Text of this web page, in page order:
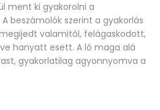
ment ki gyakorolni a
beszámolók szerint a gyakorlás
valamitől, felágaskodott,
hanyatt esett. A ló maga alá
gyakorlatilag agyonnyomva a